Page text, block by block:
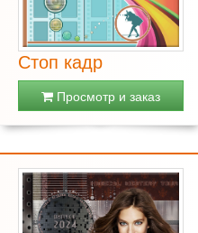
Стоп кадр
Просмотр и заказ